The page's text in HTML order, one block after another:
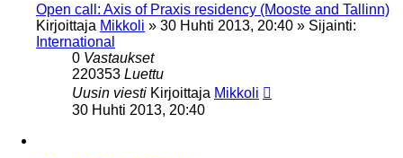
Open call: Axis of Praxis residency (Mooste and Tallinn)
Kirjoittaja Mikkoli » 30 Huhti 2013, 20:40 » Sijainti:
International
0 Vastaukset
220353 Luettu
Uusin viesti Kirjoittaja Mikkoli
30 Huhti 2013, 20:40